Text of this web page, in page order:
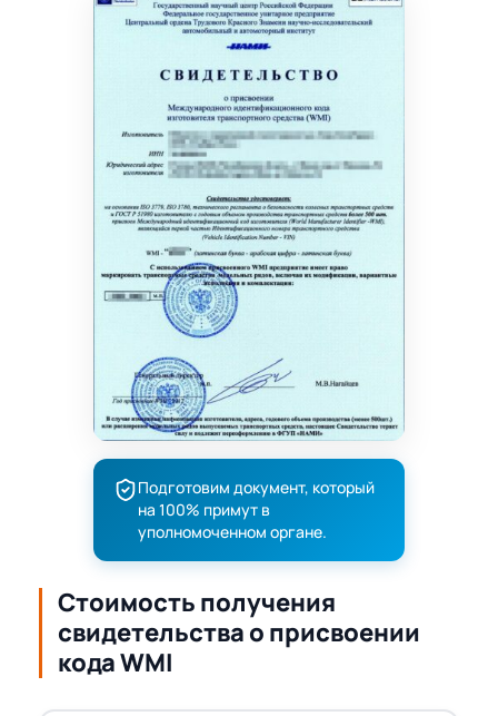
Подготовим документ, который
на 100% примут в
уполномоченном органе.
Стоимость получения
свидетельства о присвоении
кода WMI